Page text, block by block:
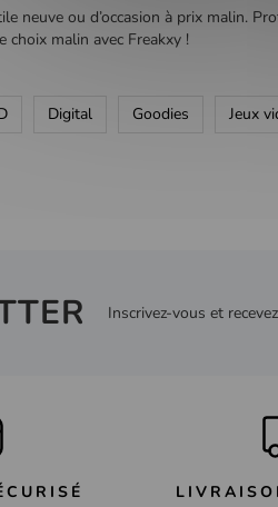
neuve ou d’occasion à prix malin.
choix malin avec Freakxy !
Digital Goodies Jeux
Inscrivez-vous et